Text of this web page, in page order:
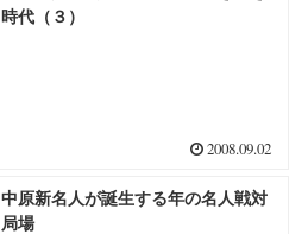
時代（３）
2008.09.02
中原新名人が誕生する年の名人戦対
局場